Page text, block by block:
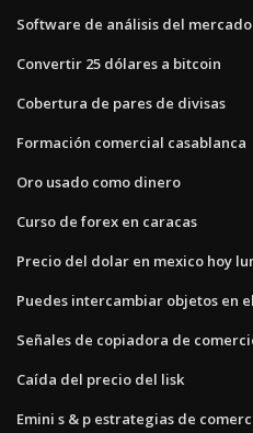
Software de análisis del
Convertir 25 dólares a bitcoin
Cobertura de pares de divisas
Formación comercial casablanca
Oro usado como dinero
Curso de forex en caracas
Precio del dolar en mexico hoy
Puedes intercambiar objetos en
Señales de copiadora de
Caída del precio del lisk
Emini s & p estrategias de